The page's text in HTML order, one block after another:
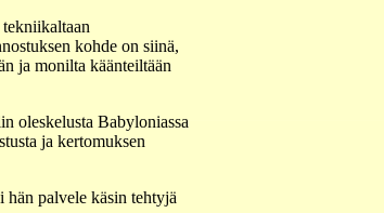
kohde on siinä,
ja monilta käänteiltään
oleskelusta Babyloniassa
ja kertomuksen
palvele käsin tehtyjä